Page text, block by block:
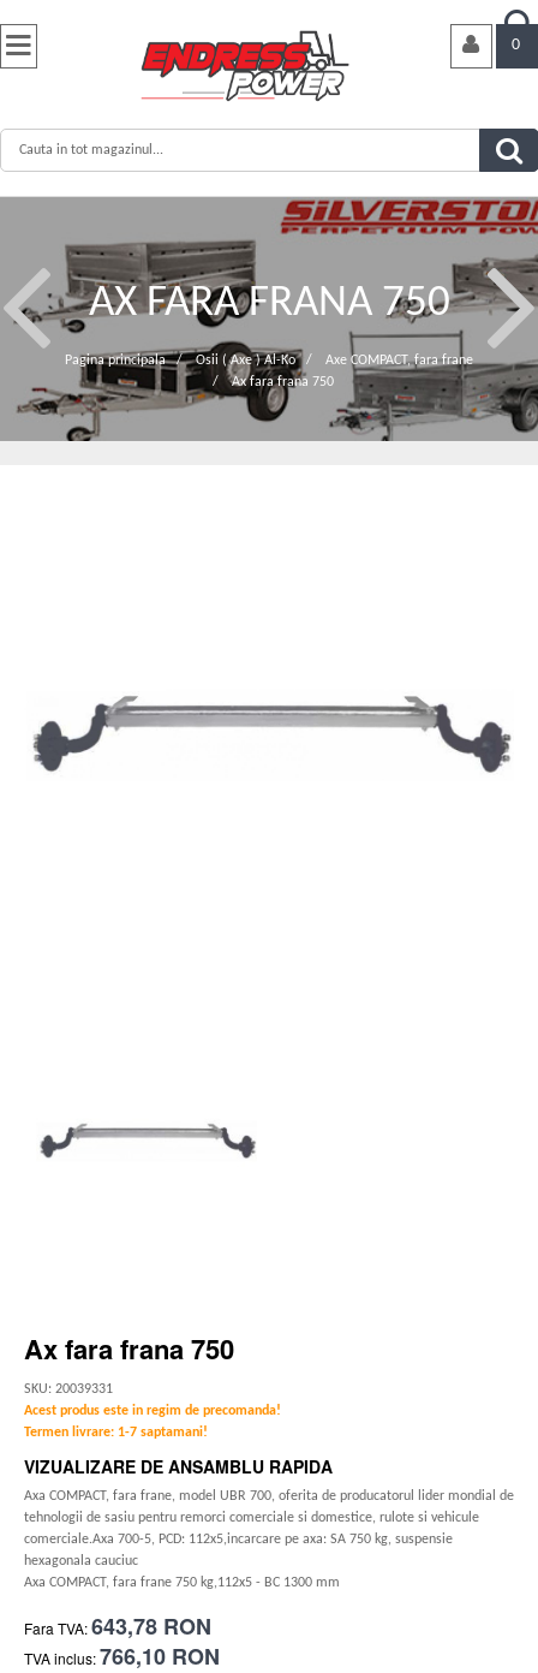

0

AX FARA FRANA 750
Pagina principala / Osii ( Axe ) Al-Ko /
Axe COMPACT, fara frane
/
Ax fara frana 750
Ax fara frana 750
SKU: 20039331
Acest produs este in regim de precomanda!
Termen livrare: 1-7 saptamani!
VIZUALIZARE DE ANSAMBLU RAPIDA
Axa COMPACT, fara frane, model UBR 700, oferita de producatorul lider mondial de
tehnologii de sasiu pentru remorci comerciale si domestice, rulote si vehicule
comerciale.Axa 700-5, PCD: 112x5,incarcare pe axa: SA 750 kg, suspensie
hexagonala cauciuc
Axa COMPACT, fara frane 750 kg,112x5 - BC 1300 mm
Fara TVA:643,78 RON
TVA inclus:766,10 RON